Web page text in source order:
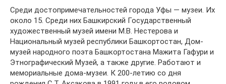
Среди достопримечательностей города Уфы — музеи. Их
около 15. Среди них Башкирский Государственный
художественный музей имени М.В. Нестерова и
Национальный музей республики Башкортостан, Дом-
музей народного поэта Башкортостана Мажита Гафури и
Этнографический Музей, а также другие. Работают и
мемориальные дома-музеи. К 200-летию со дня